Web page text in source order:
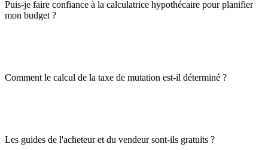
Puis-je faire confiance à la calculatrice hypothécaire pour planifier
mon budget ?
Comment le calcul de la taxe de mutation est-il déterminé ?
Les guides de l'acheteur et du vendeur sont-ils gratuits ?